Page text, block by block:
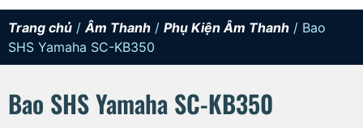
Trang chủ / Âm Thanh / Phụ Kiện Âm Thanh / Bao
SHS Yamaha SC-KB350
Bao SHS Yamaha SC-KB350